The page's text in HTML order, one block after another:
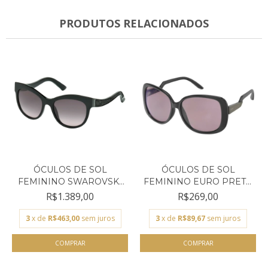
PRODUTOS RELACIONADOS
ÓCULOS DE SOL
FEMININO SWAROVSKI
PRETO G...
R$1.389,00
3 x de R$463,00 sem juros
ÓCULOS DE SOL
FEMININO EURO PRETO
QUADRA...
R$269,00
3x de R$89,67 sem juros